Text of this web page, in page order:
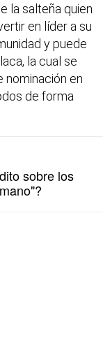
la salteña quien
en líder a su
y puede
la cual se
nominación en
de forma
sobre los